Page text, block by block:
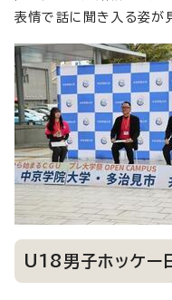
表情で話に聞き入る姿が
U18男子ホッケ